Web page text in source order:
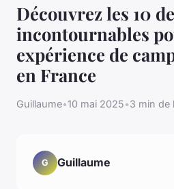
Découvrez les 10
incontournables
expérience de
en France
Guillaume•10 mai 2025•3 min de
G Guillaume